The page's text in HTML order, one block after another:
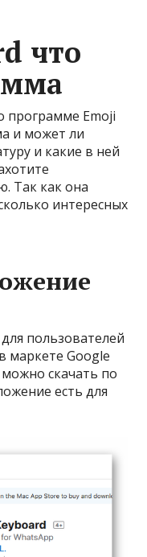
что
программе Emoji
и может ли
и какие в ней
Так как она
интересных
пользователей
маркете Google
можно скачать по
есть для